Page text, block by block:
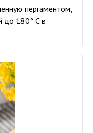
пергаментом,
до 180° С в